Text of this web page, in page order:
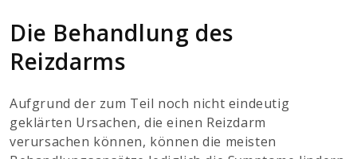
Die Behandlung des
Reizdarms
Aufgrund der zum Teil noch nicht eindeutig
geklärten Ursachen, die einen Reizdarm
verursachen können, können die meisten